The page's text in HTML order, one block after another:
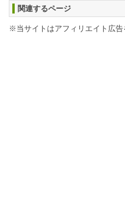
関連するページ
※当サイトはアフィリエイト広告